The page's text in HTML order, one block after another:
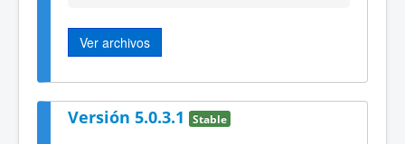
Ver archivos
Versión 5.0.3.1 Stable